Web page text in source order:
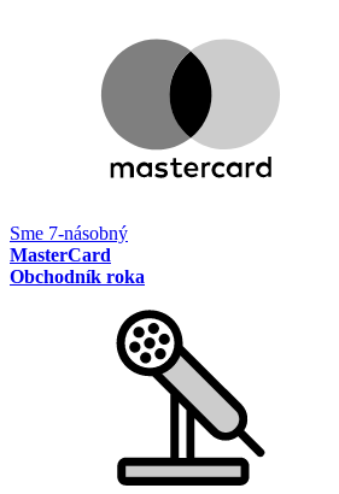
Sme 7-násobný
MasterCard
Obchodník roka